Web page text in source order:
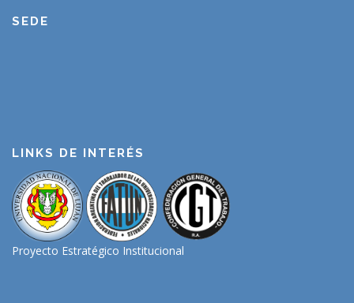
SEDE
LINKS DE INTERÉS
Proyecto Estratégico Institucional